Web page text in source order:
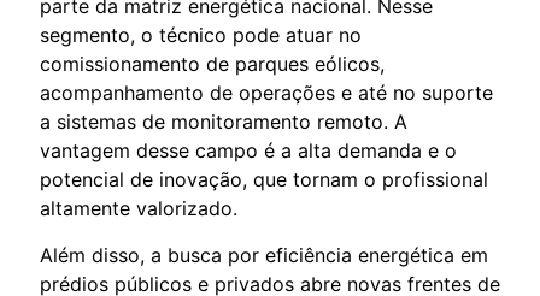
parte da matriz energética nacional. Nesse
segmento, o técnico pode atuar no
comissionamento de parques eólicos,
acompanhamento de operações e até no suporte
a sistemas de monitoramento remoto. A
vantagem desse campo é a alta demanda e o
potencial de inovação, que tornam o profissional
altamente valorizado.
Além disso, a busca por eficiência energética em
prédios públicos e privados abre novas frentes de